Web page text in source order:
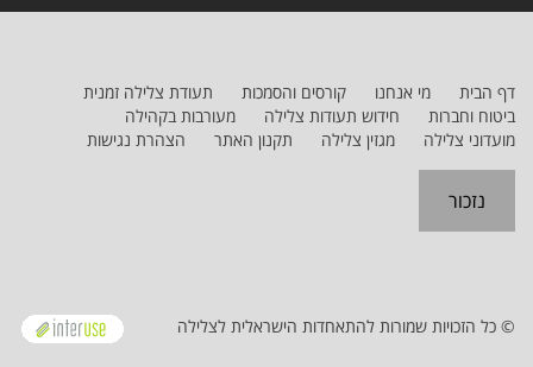
דף הבית מי אנחנו קורסים והסמכות
תעודת צלילה זמנית
ביטוח וחברות
חידוש תעודות צלילה
מעורבות בקהילה
מועדוני צלילה
מגזין צלילה תקנון האתר הצהרת נגישות
נזכור
© כל הזכויות שמורות להתאחדות הישראלית לצלילה